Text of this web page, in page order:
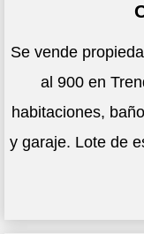
Se vende
al 900 en
habitaciones,
y garaje. Lote de